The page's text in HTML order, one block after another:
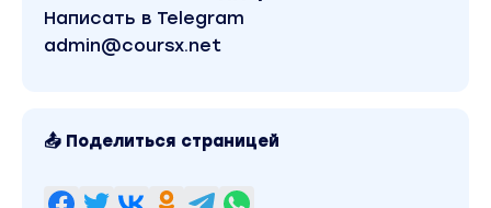
Написать в Telegram
admin@coursx.net
📤 Поделиться страницей